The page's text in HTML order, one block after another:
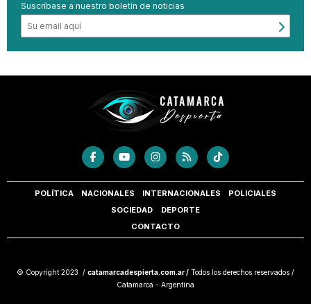
Suscríbase a nuestro boletín de noticias
POLÍTICA NACIONALES INTERNACIONALES
POLICIALES
SOCIEDAD
DEPORTE
CONTACTO
© Copyright 2023 / catamarcadespierta.com.ar / Todos los derechos reservados /
Catamarca - Argentina